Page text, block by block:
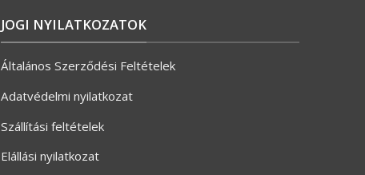
JOGI NYILATKOZATOK
Általános Szerződési Feltételek
Adatvédelmi nyilatkozat
Szállítási feltételek
Elállási nyilatkozat